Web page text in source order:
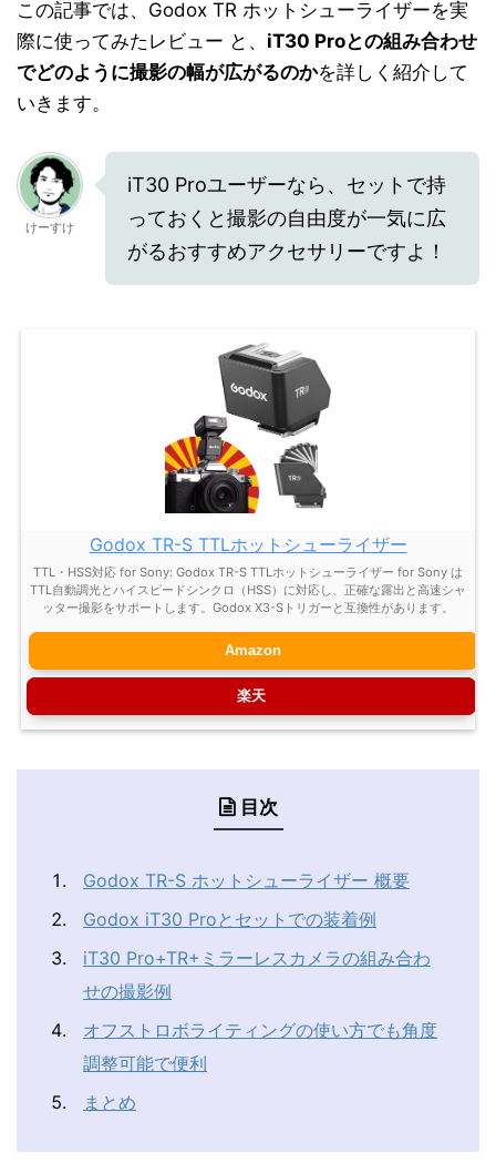
この記事では、Godox TR ホットシューライザーを実
際に使ってみたレビュー と、 iT30 Proとの組み合わせ
でどのように撮影の幅が広がるのかを詳しく紹介して
いきます。
けーすけ
iT30 Proユーザーなら、セットで持
っておくと撮影の自由度が一気に広
がるおすすめアクセサリーですよ！
Godox TR-S TTLホットシューライザー
TTL・HSS対応 for Sony: Godox TR-S TTLホットシューライザー for Sony は
TTL自動調光とハイスピードシンクロ（HSS）に対応し、正確な露出と高速シャ
ッター撮影をサポートします。Godox X3-Sトリガーと互換性があります。
Amazon
楽天
目次
Godox TR-S ホットシューライザー 概要
Godox iT30 Proとセットでの装着例
iT30 Pro+TR+ミラーレスカメラの組み合わ
せの撮影例
オフストロボライティングの使い方でも角度
調整可能で便利
まとめ